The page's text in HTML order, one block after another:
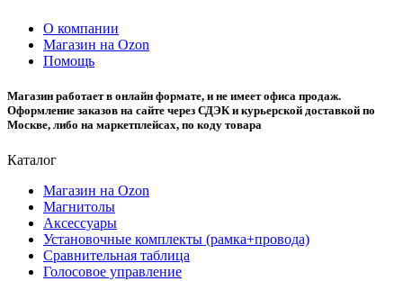
О компании
Магазин на Ozon
Помощь
Магазин работает в онлайн формате, и не имеет офиса продаж.
Оформление заказов на сайте через СДЭК и курьерской доставкой по
Москве, либо на маркетплейсах, по коду товара
Каталог
Магазин на Ozon
Магнитолы
Аксессуары
Установочные комплекты (рамка+провода)
Сравнительная таблица
Голосовое управление